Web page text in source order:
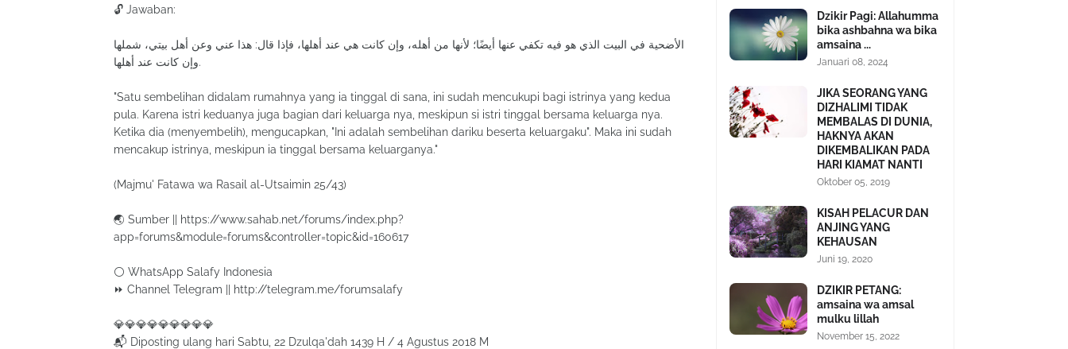
🔓 Jawaban:
الأضحية في البيت الذي هو فيه تكفي عنها أيضًا؛ لأنها من أهله، وإن كانت هي عند أهلها، فإذا قال: هذا عني وعن أهل بيتي، شملها
وإن كانت عند أهلها.
"Satu sembelihan didalam rumahnya yang ia tinggal di sana, ini sudah mencukupi bagi istrinya yang kedua
pula. Karena istri keduanya juga bagian dari keluarga nya, meskipun si istri tinggal bersama keluarga nya.
Ketika dia (menyembelih), mengucapkan, "Ini adalah sembelihan dariku beserta keluargaku". Maka ini sudah
mencakup istrinya, meskipun ia tinggal bersama keluarganya."
(Majmu' Fatawa wa Rasail al-Utsaimin 25/43)
🌏 Sumber || https://www.sahab.net/forums/index.php?
app=forums&module=forums&controller=topic&id=160617
⚪ WhatsApp Salafy Indonesia
⏩ Channel Telegram || http://telegram.me/forumsalafy
💎💎💎💎💎💎💎💎💎
📬 Diposting ulang hari Sabtu, 22 Dzulqa'dah 1439 H / 4 Agustus 2018 M
Dzikir Pagi: Allahumma
bika ashbahna wa bika
amsaina ...
Januari 08, 2024
JIKA SEORANG YANG
DIZHALIMI TIDAK
MEMBALAS DI DUNIA,
HAKNYA AKAN
DIKEMBALIKAN PADA
HARI KIAMAT NANTI
Oktober 05, 2019
KISAH PELACUR DAN
ANJING YANG
KEHAUSAN
Juni 19, 2020
DZIKIR PETANG:
amsaina wa amsal
mulku lillah
November 15, 2022